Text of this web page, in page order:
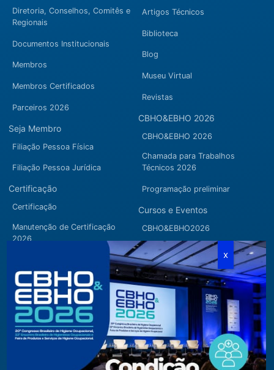
Diretoria, Conselhos, Comitês e
Regionais
Documentos Institucionais
Membros
Membros Certificados
Parceiros 2026
Seja Membro
Filiação Pessoa Física
Filiação Pessoa Jurídica
Certificação
Certificação
Manutenção de Certificação
2026
Artigos Técnicos
Biblioteca
Blog
Museu Virtual
Revistas
CBHO&EBHO 2026
CBHO&EBHO 2026
Chamada para Trabalhos
Técnicos 2026
Programação preliminar
Cursos e Eventos
CBHO&EBHO2026
Cursos Modulares
Eventos Apoiados
Eventos Regionais
Loja